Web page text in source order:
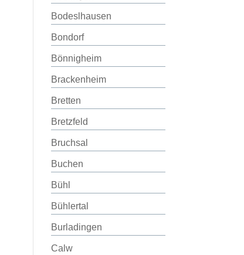
Bodeslhausen
Bondorf
Bönnigheim
Brackenheim
Bretten
Bretzfeld
Bruchsal
Buchen
Bühl
Bühlertal
Burladingen
Calw